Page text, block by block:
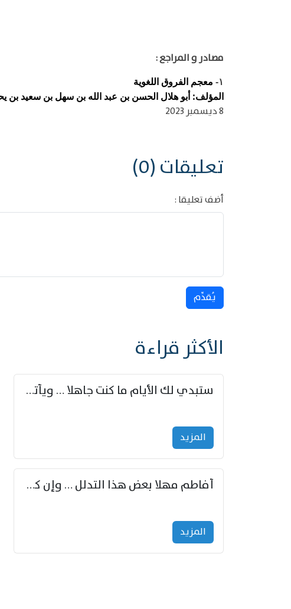
مصادر و المراجع :
١-
معجم الفروق اللغوية
المؤلف: أبو هلال الحسن بن عبد الله بن سهل بن سعيد بن
8 ديسمبر 2023
تعليقات (0)
أضف تعليقا :
يُقدِّم
الأكثر قراءة
ستبدي لك الأيام ما كنت جاهلا … ويأتيك بالأخبار من لم تزوّد
المزید
أفاطم مهلا بعض هذا التدلل … وإن كنت قد أزمعت صرمي فأجملي
المزید